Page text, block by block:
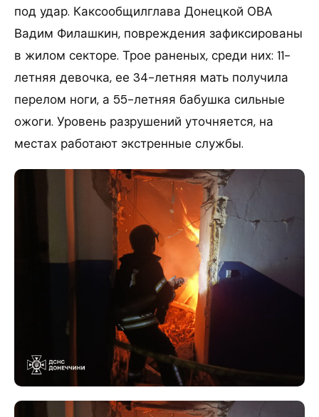
под удар. Каксообщилглава Донецкой ОВА
Вадим Филашкин, повреждения зафиксированы
в жилом секторе. Трое раненых, среди них: 11-
летняя девочка, ее 34-летняя мать получила
перелом ноги, а 55-летняя бабушка сильные
ожоги. Уровень разрушений уточняется, на
местах работают экстренные службы.